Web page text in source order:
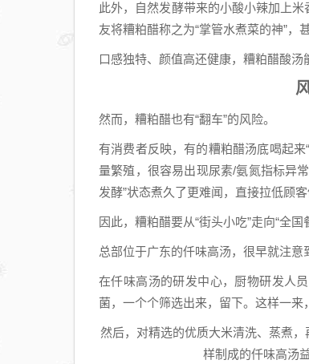
此外，自然发酵带来的小酸小辣加上
友将糟粕醋称之为“掌管水煮菜的神”，
口感独特、颜值高还健康，糟粕醋酸汤
然而，糟粕醋也有“翻车”的风险。
有消费者反映，有的糟粕醋汤底喝起
量繁殖，很容易出现尿素/氨氮指标异
发酵”状态煮久了更难闻，直接拉低顾客
因此，糟粕醋要从“街头小吃”走向“全
总部位于广东的仟味高汤，很早就注意
在仟味高汤的研发中心，厨物研发人
菌，一个个筛选出来，留下。这样一来
然后，对精选的优质大米清洗、蒸煮
样制成的仟味高汤